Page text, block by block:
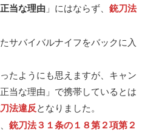
正当な理由 」にはならず、銃刀法
サバイバルナイフをバックに入
たようにも思えますが、キャン
当な理由」で携帯しているとは
法違反となりました。
銃刀法３１条の１８第２項第２